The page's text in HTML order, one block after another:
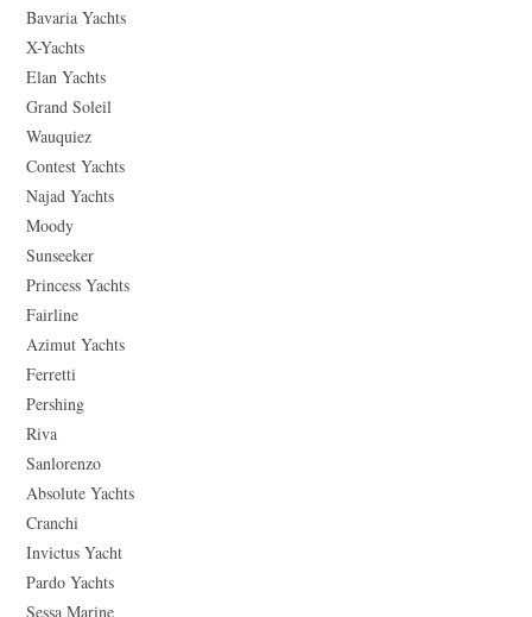
Bavaria Yachts
X-Yachts
Elan Yachts
Grand Soleil
Wauquiez
Contest Yachts
Najad Yachts
Moody
Sunseeker
Princess Yachts
Fairline
Azimut Yachts
Ferretti
Pershing
Riva
Sanlorenzo
Absolute Yachts
Cranchi
Invictus Yacht
Pardo Yachts
Sessa Marine